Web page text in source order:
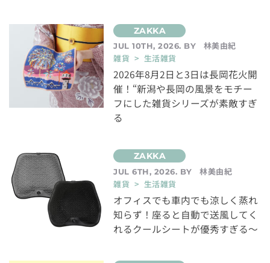
JUL 10TH, 2026. BY
林美由紀
雑貨 > 生活雑貨
2026年8月2日と3日は長岡花火開
催！“新潟や長岡の風景をモチー
フにした雑貨シリーズが素敵すぎ
る
JUL 6TH, 2026. BY
林美由紀
雑貨 > 生活雑貨
オフィスでも車内でも涼しく蒸れ
知らず！座ると自動で送風してく
れるクールシートが優秀すぎる～